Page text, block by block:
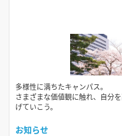
多様性に満ちたキャンパス。
さまざまな価値観に触れ、自分
げていこう。
お知らせ